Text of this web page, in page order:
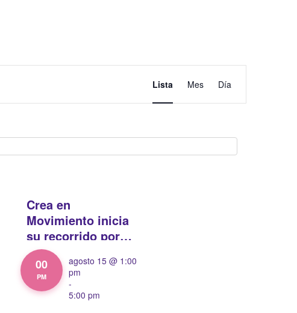
de
de
Evento
Lista Mes Día
00
PM
agosto 15 @ 1:00
pm
-
5:00 pm
Crea en
Movimiento inicia
su recorrido por
Bogotá desde el
Parque
Fundacional de
Suba